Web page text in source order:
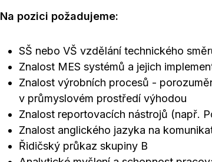
Na pozici požadujeme:
SŠ nebo VŠ vzdělání technického
Znalost MES systémů a jejich
Znalost výrobních procesů -
v průmyslovém prostředí výhodou
Znalost reportovacích nástrojů (např.
Znalost anglického jazyka na
Řidičský průkaz skupiny B